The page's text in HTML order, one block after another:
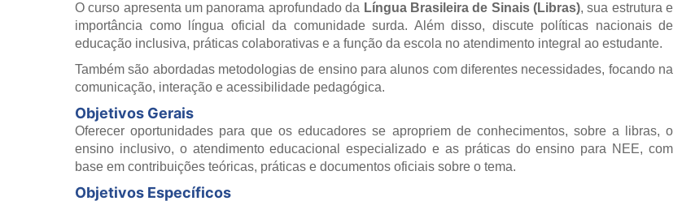
O curso apresenta um panorama aprofundado da Língua Brasileira de Sinais (Libras), sua estrutura e
importância como língua oficial da comunidade surda. Além disso, discute políticas nacionais de
educação inclusiva, práticas colaborativas e a função da escola no atendimento integral ao estudante.
Também são abordadas metodologias de ensino para alunos com diferentes necessidades, focando na
comunicação, interação e acessibilidade pedagógica.
Objetivos Gerais
Oferecer oportunidades para que os educadores se apropriem de conhecimentos, sobre a libras, o
ensino inclusivo, o atendimento educacional especializado e as práticas do ensino para NEE, com
base em contribuições teóricas, práticas e documentos oficiais sobre o tema.
Objetivos Específicos